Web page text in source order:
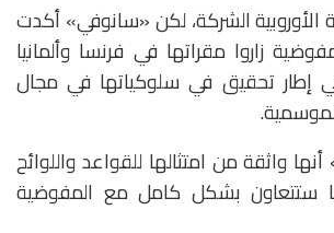
الشركة، لكن «سانوفي» أكدت
زاروا مقراتها في فرنسا وألمانيا
في إطار تحقيق في سلوكياتها في مجال
واثقة من امتثالها للقواعد واللوائح
ستتعاون بشكل كامل مع المفوضية